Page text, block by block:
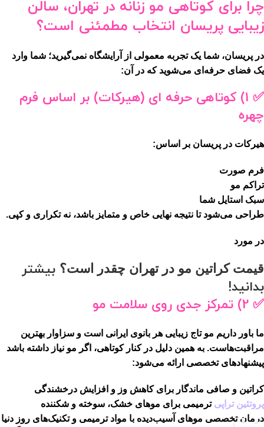
چرا برای کوتاهی مو زنانه در تهران، سالن
زیبایی پریسان انتخاب مطمئنی است؟
در پریسان، شما یک تجربه معمولی از آرایشگاه نمی‌گیرید؛ شما وارد
یک فضای حرفه‌ای می‌شوید که در آن:
✅ 1) کوتاهی حرفه ای (هیرکات) بر اساس فرم
چهره
هیرکات در پریسان بر اساس:
فرم صورت
تراکم مو
سبک استایل شما
طراحی می‌شود تا نتیجه نهایی خاص و متمایز باشد، نه تکراری و کپی.
در مورد
قیمت کراتین مو در تهران چقدر است؟ بیشتر
بدانید!
✅ 2) تمرکز جدی روی سلامت مو
ما باور داریم مو تاج زیبایی هر بانوی ایرانی است و سزاوار بهترین
مراقبت‌هاست. به همین دلیل در کنار کوتاهی، اگر مو نیاز داشته باشد
پیشنهادهای تخصصی ارائه می‌شود:
کراتین و صافی ماندگار برای کاهش وز و افزایش درخشندگی
پروتئین تراپی ترمیمی برای موهای خشک، سوخته و شکننده
درمان تخصصی موهای آسیب‌دیده با مواد ترمیمی و تکنیک‌های روز دنیا